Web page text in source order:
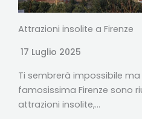
Attrazioni insolite a Firenze
17 Luglio 2025
Ti sembrerà impossibile
famosissima Firenze sono
attrazioni insolite,…